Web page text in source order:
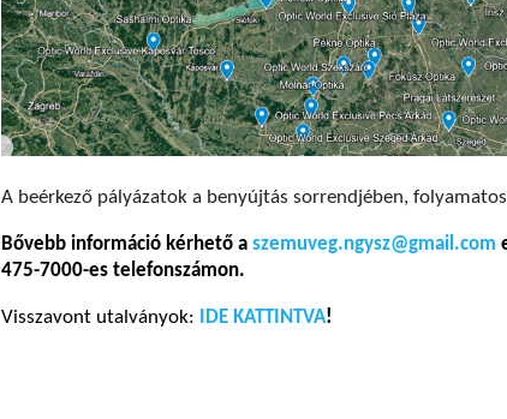
A beérkező pályázatok a benyújtás sorrendjében,
Bővebb információ kérhető a szemuveg.ngysz@gmail.com
475-7000-es telefonszámon.
Visszavont utalványok: IDE KATTINTVA!